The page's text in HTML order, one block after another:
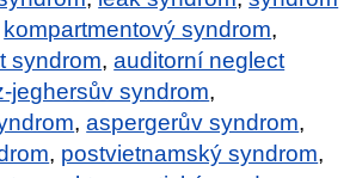
kompartmentový syndrom,
syndrom,auditorní neglect
jeghersův syndrom,
,aspergerův syndrom,
, postvietnamský syndrom,